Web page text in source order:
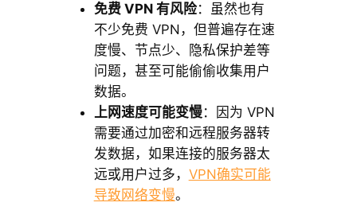
免费 VPN 有风险：虽然也有
不少免费 VPN，但普遍存在速
度慢、节点少、隐私保护差等
问题，甚至可能偷偷收集用户
数据。
上网速度可能变慢：因为 VPN
需要通过加密和远程服务器转
发数据，如果连接的服务器太
远或用户过多， VPN确实可能
导致网络变慢。